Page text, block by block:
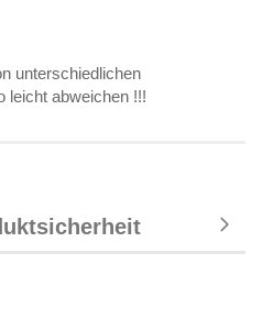
unterschiedlichen
leicht abweichen !!!